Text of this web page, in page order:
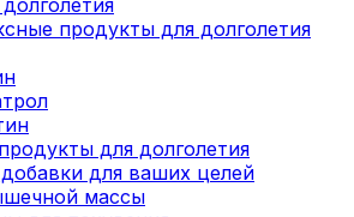
продукты для долголетия
для долголетия
для ваших целей
массы